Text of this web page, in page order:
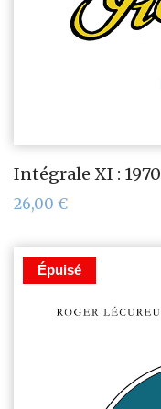
Intégrale XI : 1970
26,00 €
Épuisé